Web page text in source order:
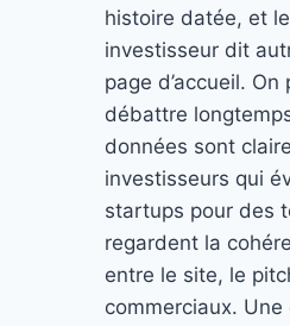
histoire datée, et
investisseur dit
page d’accueil. On
débattre
données sont
investisseurs qui
startups pour des
regardent la
entre le site, le
commerciaux. Une